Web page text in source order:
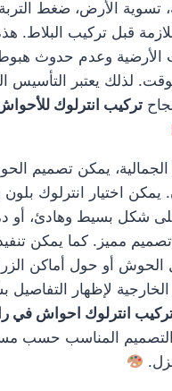
تسوية الأرض، ضغط
قبل تركيب البلاط.
الأرضية وعدم حدوث
لذلك يعتبر التأسيس
تركيب انترلوك
الجمالية، يمكن تصميم
اختيار انترلوك بلون
شكل بسيط وهادئ، أو
تصميم مميز. كما يمكن
الحوش أو حول أماكن
لإظهار
انترلوك احواش في
التصميم المناسب حسب